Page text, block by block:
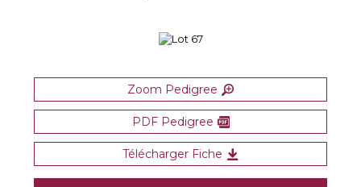
Zoom Pedigree
PDF Pedigree
Télécharger Fiche